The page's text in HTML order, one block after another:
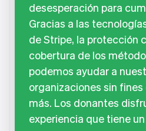
desesperación para
Gracias a las
de Stripe, la protección
cobertura de los
podemos ayudar a
organizaciones sin
más. Los donantes
experiencia que tiene